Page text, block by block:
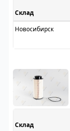
Склад
Новосибирск
Склад